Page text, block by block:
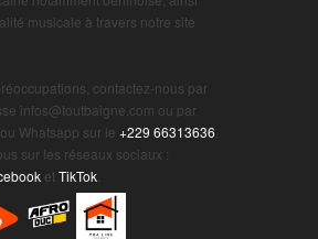
musicale à travers notre site
contactez-nous par
infos@toutbaigne.com ou par
Whatsapp sur le +229 66313636
sur les réseaux sociaux :
etTikTok